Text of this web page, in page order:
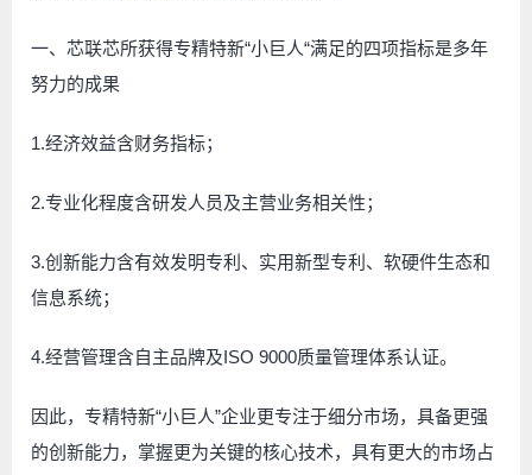
一、芯联芯所获得专精特新“小巨人“满足的四项指标是多年
努力的成果
1.经济效益含财务指标；
2.专业化程度含研发人员及主营业务相关性；
3.创新能力含有效发明专利、实用新型专利、软硬件生态和
信息系统；
4.经营管理含自主品牌及ISO 9000质量管理体系认证。
因此，专精特新“小巨人”企业更专注于细分市场，具备更强
的创新能力，掌握更为关键的核心技术，具有更大的市场占